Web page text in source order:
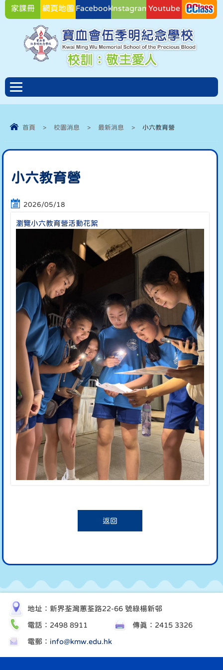
家課冊 網頁地圖 FacebookInstagramYoutube
首頁 > 校園消息 > 最新消息 > 小六教育營
小六教育營
2026/05/18
瀏覽小六教育營活動花絮
返回
地址：新界荃灣蕙荃路22-66 號綠楊新邨
電話：2498 8911 傳真：2415 3326
電郵： info@kmw.edu.hk